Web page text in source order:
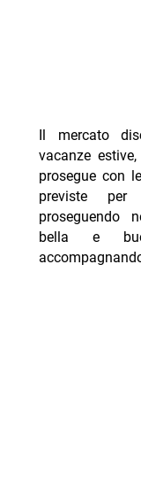
Il mercato
vacanze
prosegue con
previste
proseguendo
bella e